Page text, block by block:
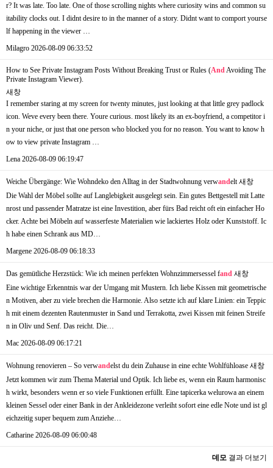
r? It was late. Too late. One of those scrolling nights where curiosity wins and common su
itability clocks out. I didnt desire to in the manner of a story. Didnt want to comport yourse
lf happening in the viewer …
Milagro 2026-08-09 06:33:52
How to See Private Instagram Posts Without Breaking Trust or Rules (AndAvoiding The
Private Instagram Viewer).
새창
I remember staring at my screen for twenty minutes, just looking at that little grey padlock
icon. Weve every been there. Youre curious. most likely its an ex-boyfriend, a competitor i
n your niche, or just that one person who blocked you for no reason. You want to know h
ow to view private Instagram …
Lena 2026-08-09 06:19:47
Weiche Übergänge: Wie Wohndeko den Alltag in der Stadtwohnung verwandelt 새창
Die Wahl der Möbel sollte auf Langlebigkeit ausgelegt sein. Ein gutes Bettgestell mit Latte
nrost und passender Matratze ist eine Investition, aber fürs Bad reicht oft ein einfacher Ho
cker. Achte bei Möbeln auf wasserfeste Materialien wie lackiertes Holz oder Kunststoff. Ic
h habe einen Schrank aus MD…
Margene 2026-08-09 06:18:33
Das gemütliche Herzstück: Wie ich meinen perfekten Wohnzimmersessel fand 새창
Eine wichtige Erkenntnis war der Umgang mit Mustern. Ich liebe Kissen mit geometrische
n Motiven, aber zu viele brechen die Harmonie. Also setzte ich auf klare Linien: ein Teppic
h mit einem dezenten Rautenmuster in Sand und Terrakotta, zwei Kissen mit feinen Streife
n in Oliv und Senf. Das reicht. Die…
Mac 2026-08-09 06:17:21
Wohnung renovieren – So verwandelst du dein Zuhause in eine echte Wohlfühloase 새창
Jetzt kommen wir zum Thema Material und Optik. Ich liebe es, wenn ein Raum harmonisc
h wirkt, besonders wenn er so viele Funktionen erfüllt. Eine tapicerka welurowa an einem
kleinen Sessel oder einer Bank in der Ankleidezone verleiht sofort eine edle Note und ist gl
eichzeitig super bequem zum Anziehe…
Catharine 2026-08-09 06:00:48
데모 결과 더보기